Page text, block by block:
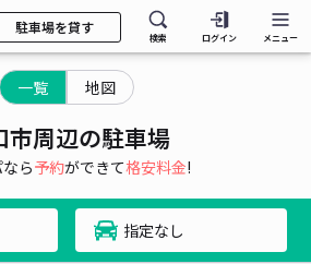
駐車場を貸す
検索 ログイン メニュー
一覧 地図
市周辺の駐車場
ら予約ができて格安料金!
指定なし